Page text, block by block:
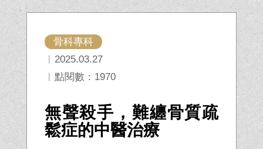
骨科專科
︱2025.03.27
︱點閱數：1970
無聲殺手，難纏骨質疏
鬆症的中醫治療